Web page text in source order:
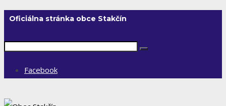
Oficiálna stránka obce Stakčín
Facebook